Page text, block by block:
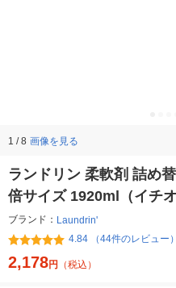
1 / 8 画像を見る
ランドリン 柔軟剤 詰め
倍サイズ 1920ml（イチオ
ブランド： Laundrin'
4.84 （44件のレビュー）
2,178円 （税込）